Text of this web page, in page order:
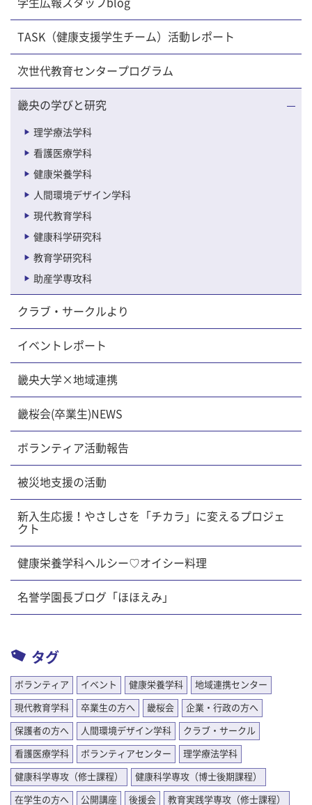
学生広報スタッフblog
TASK（健康支援学生チーム）活動レポート
次世代教育センタープログラム
畿央の学びと研究
理学療法学科
看護医療学科
健康栄養学科
人間環境デザイン学科
現代教育学科
健康科学研究科
教育学研究科
助産学専攻科
クラブ・サークルより
イベントレポート
畿央大学×地域連携
畿桜会(卒業生)NEWS
ボランティア活動報告
被災地支援の活動
新入生応援！やさしさを「チカラ」に変えるプロジェ
クト
健康栄養学科ヘルシー♡オイシー料理
名誉学園長ブログ「ほほえみ」
タグ
ボランティア イベント 健康栄養学科 地域連携センター
現代教育学科 卒業生の方へ 畿桜会 企業・行政の方へ
保護者の方へ 人間環境デザイン学科 クラブ・サークル
看護医療学科 ボランティアセンター 理学療法学科
健康科学専攻（修士課程） 健康科学専攻（博士後期課程）
在学生の方へ 公開講座 後援会 教育実践学専攻（修士課程）